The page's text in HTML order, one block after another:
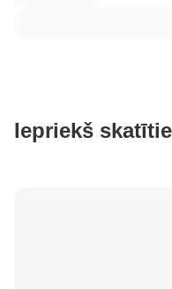
Iepriekš skatītie